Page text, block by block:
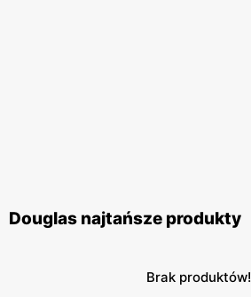
Douglas najtańsze produkty
Brak produktów!